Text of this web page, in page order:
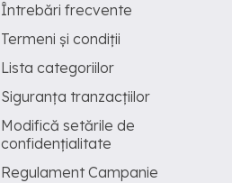
Întrebări frecvente
Termeni și condiții
Lista categoriilor
Siguranța tranzacțiilor
Modifică setările de
confidențialitate
Regulament Campanie